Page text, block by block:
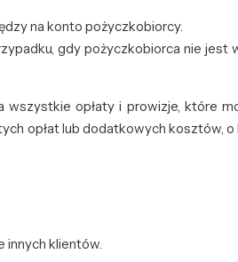
na konto pożyczkobiorcy.
gdy pożyczkobiorca nie jest
wszystkie opłaty i prowizje, które
opłat lub dodatkowych kosztów,
innych klientów.